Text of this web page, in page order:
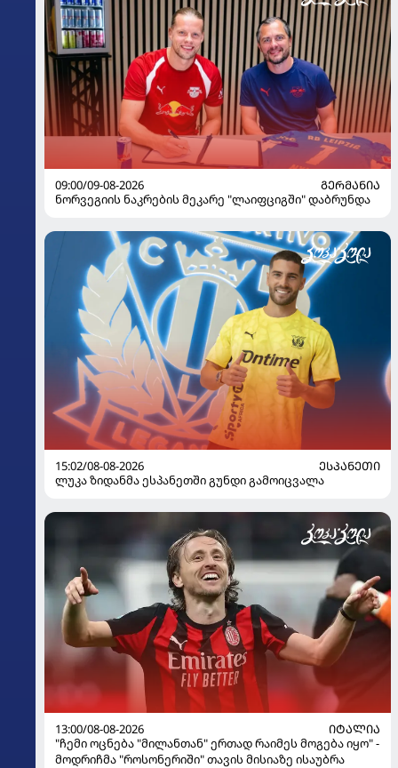
09:00/09-08-2026
ᲒᲔᲠᲛᲐᲜᲘᲐ
ნორვეგიის ნაკრების მეკარე "ლაიფციგში" დაბრუნდა
15:02/08-08-2026
ᲔᲡᲞᲐᲜᲔᲗᲘ
ლუკა ზიდანმა ესპანეთში გუნდი გამოიცვალა
13:00/08-08-2026
ᲘᲢᲐᲚᲘᲐ
"ჩემი ოცნება "მილანთან" ერთად რაიმეს მოგება იყო" -
მოდრიჩმა "როსონერიში" თავის მისიაზე ისაუბრა